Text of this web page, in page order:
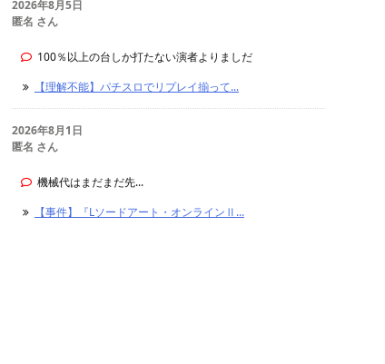
2026年8月5日
匿名 さん
100％以上の台しか打たない演者よりましだ
【理解不能】パチスロでリプレイ揃って...
2026年8月1日
匿名 さん
機械代はまだまだ先...
【事件】『Lソードアート・オンラインⅡ...